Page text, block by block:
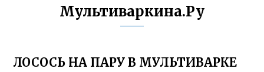
Мультиваркина.Ру
ЛОСОСЬ НА ПАРУ В МУЛЬТИВАРКЕ